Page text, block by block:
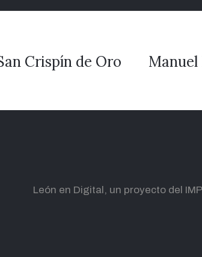
Crispín de Oro
Manuel
León en Digital, un proyecto del